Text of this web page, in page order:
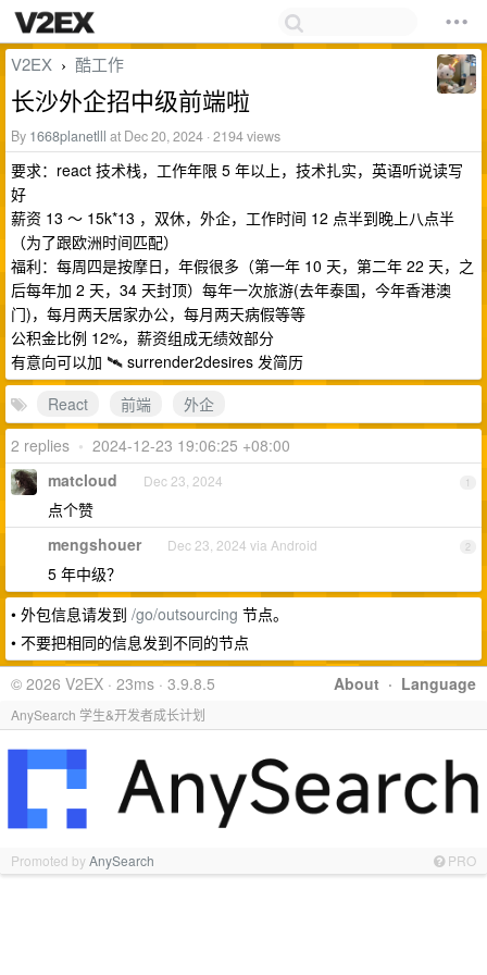
V2EX › 酷工作
长沙外企招中级前端啦
By 1668planetlll at Dec 20, 2024 · 2194 views
要求：react 技术栈，工作年限 5 年以上，技术扎实，英语听说读写
好
薪资 13 ～ 15k*13 ，双休，外企，工作时间 12 点半到晚上八点半
（为了跟欧洲时间匹配）
福利：每周四是按摩日，年假很多（第一年 10 天，第二年 22 天，之
后每年加 2 天，34 天封顶）每年一次旅游(去年泰国，今年香港澳
门)，每月两天居家办公，每月两天病假等等
公积金比例 12%，薪资组成无绩效部分
有意向可以加 🛰️ surrender2desires 发简历
React
前端
外企
2 replies • 2024-12-23 19:06:25 +08:00
1
matcloud Dec 23, 2024
点个赞
2
mengshouer Dec 23, 2024 via Android
5 年中级？
• 外包信息请发到 /go/outsourcing 节点。
• 不要把相同的信息发到不同的节点
About · Language
© 2026 V2EX · 23ms · 3.9.8.5
AnySearch 学生&开发者成长计划
Promoted byAnySearch PRO